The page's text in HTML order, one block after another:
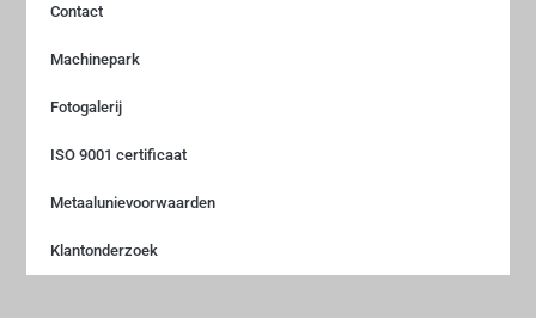
Contact
Machinepark
Fotogalerij
ISO 9001 certificaat
Metaalunievoorwaarden
Klantonderzoek